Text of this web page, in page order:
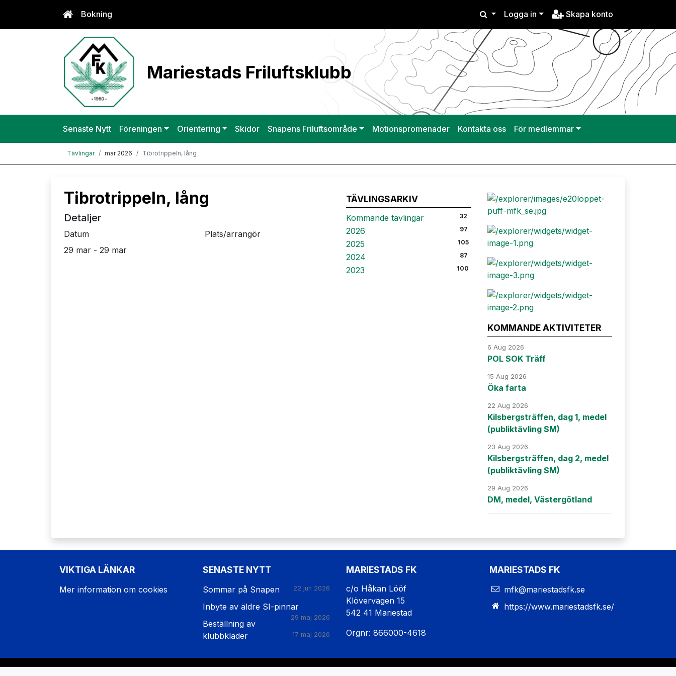
Bokning Logga in Skapa konto
Mariestads Friluftsklubb
Senaste Nytt Föreningen Orientering Skidor Snapens Friluftsområde Motionspromenader Kontakta oss För medlemmar
Tävlingar mar 2026 Tibrotrippeln, lång
TÄVLINGSARKIV
Kommande tävlingar 32
2026 97
2025 105
2024 87
2023 100
Tibrotrippeln, lång
Detaljer
Datum
29 mar - 29 mar
Plats/arrangör
KOMMANDE AKTIVITETER
6 Aug 2026
POL SOK Träff
15 Aug 2026
Öka farta
22 Aug 2026
Kilsbergsträffen, dag 1, medel
(publiktävling SM)
23 Aug 2026
Kilsbergsträffen, dag 2, medel
(publiktävling SM)
29 Aug 2026
DM, medel, Västergötland
VIKTIGA LÄNKAR
Mer information om cookies
SENASTE NYTT
Sommar på Snapen 22 jun 2026
Inbyte av äldre SI-pinnar
29 maj 2026
Beställning av
klubbkläder
17 maj 2026
MARIESTADS FK
c/o Håkan Lööf
Klövervägen 15
542 41 Mariestad
Orgnr: 866000-4618
MARIESTADS FK
mfk@mariestadsfk.se
https://www.mariestadsfk.se/